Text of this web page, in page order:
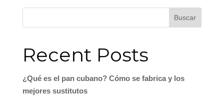
Buscar
Recent Posts
¿Qué es el pan cubano? Cómo se fabrica y los
mejores sustitutos